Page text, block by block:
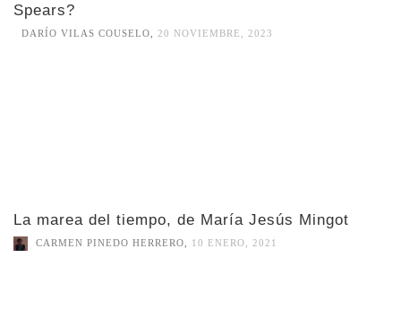
Spears?
DARÍO VILAS COUSELO 20 NOVIEMBRE, 2023
La marea del tiempo, de María Jesús Mingot
CARMEN PINEDO HERRERO, 10 ENERO, 2021